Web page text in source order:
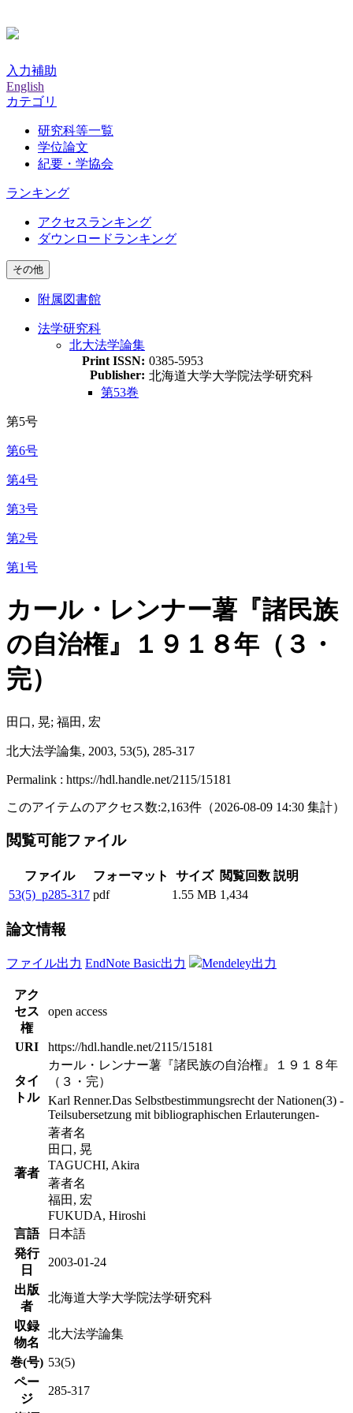
入力補助
English
カテゴリ
研究科等一覧
学位論文
紀要・学協会
ランキング
アクセスランキング
ダウンロードランキング
その他
附属図書館
法学研究科
北大法学論集
Print ISSN: 0385-5953
Publisher: 北海道大学大学院法学研究科
第53巻
第5号
第6号
第4号
第3号
第2号
第1号
カール・レンナー薯『諸民族
の自治権』１９１８年（３・
完）
田口, 晃; 福田, 宏
北大法学論集, 2003, 53(5), 285-317
Permalink : https://hdl.handle.net/2115/15181
このアイテムのアクセス数:2,163件 （2026-08-09 14:30 集計）
閲覧可能ファイル
ファイル フォーマット サイズ 閲覧回数 説明
53(5)_p285-317 pdf 1.55 MB 1,434
論文情報
ファイル出力 EndNote Basic出力 Mendeley出力
アク
セス
権
open access
URI https://hdl.handle.net/2115/15181
タイ
トル
カール・レンナー薯『諸民族の自治権』１９１８年
（３・完）
Karl Renner.Das Selbstbestimmungsrecht der Nationen(3) -
Teilsubersetzung mit bibliographischen Erlauterungen-
著者
著者名
田口, 晃
TAGUCHI, Akira
著者名
福田, 宏
FUKUDA, Hiroshi
言語
日本語
発行
日
2003-01-24
出版
者
北海道大学大学院法学研究科
収録
物名
北大法学論集
巻(号) 53(5)
ペー
ジ
285-317